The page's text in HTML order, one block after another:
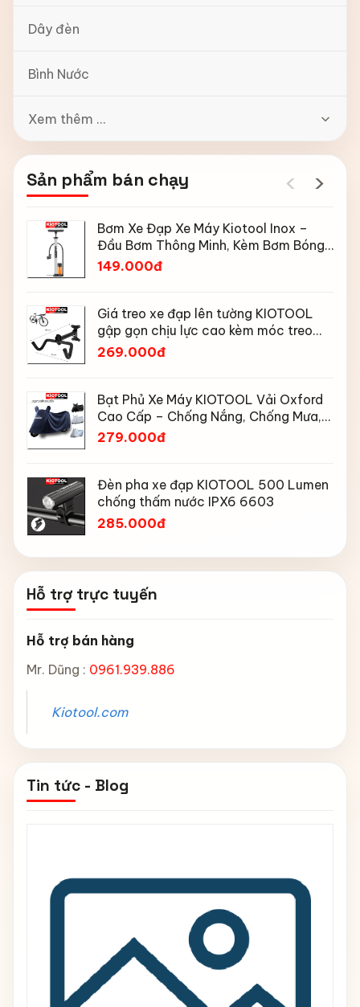
Dây đèn
Bình Nước
Xem thêm ...
Sản phẩm bán chạy ‹ ›
Bơm Xe Đạp Xe Máy Kiotool Inox –
Đầu Bơm Thông Minh, Kèm Bơm Bóng,
Đồng Hồ 160 PSI
149.000đ
Giá treo xe đạp lên tường KIOTOOL
gập gọn chịu lực cao kèm móc treo
mũ bảo hiểm
269.000đ
Bạt Phủ Xe Máy KIOTOOL Vải Oxford
Cao Cấp – Chống Nắng, Chống Mưa,
Chống Bụi, Chống Tia UV, Có Phản
279.000đ
Đèn pha xe đạp KIOTOOL 500 Lumen
chống thấm nước IPX6 6603
285.000đ
Hỗ trợ trực tuyến
Hỗ trợ bán hàng
Mr. Dũng : 0961.939.886
Kiotool.com
Tin tức - Blog